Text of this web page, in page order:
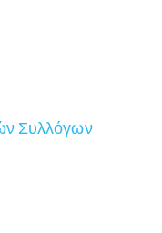
Συλλόγων